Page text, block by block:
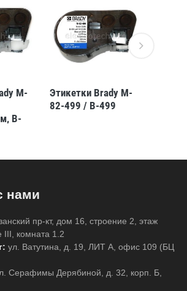
M-
B-
Этикетки Brady M-
82-499 / B-499
нами
пр-кт, дом 16, строение 2, этаж
комната 1.2
ул. Ватутина, д. 19, ЛИТ А, офис 109 (БЦ
Серафимы Дерябиной, д. 32, корп. Б,